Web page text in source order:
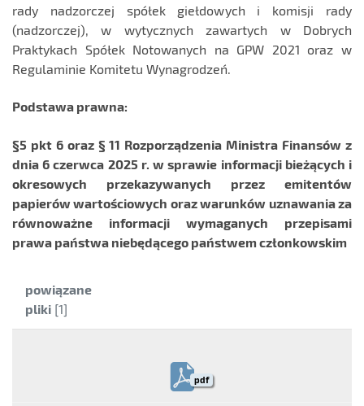
rady nadzorczej spółek giełdowych i komisji rady
(nadzorczej), w wytycznych zawartych w Dobrych
Praktykach Spółek Notowanych na GPW 2021 oraz w
Regulaminie Komitetu Wynagrodzeń.
Podstawa prawna:
§5 pkt 6 oraz § 11 Rozporządzenia Ministra Finansów z
dnia 6 czerwca 2025 r. w sprawie informacji bieżących i
okresowych przekazywanych przez emitentów
papierów wartościowych oraz warunków uznawania za
równoważne informacji wymaganych przepisami
prawa państwa niebędącego państwem członkowskim
Kategoria:
powiązane
pliki [1]
pdf